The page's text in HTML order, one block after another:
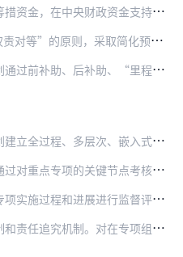
动、政企联动，引导地方、企业、金融资本及其他社会资金共同投入，支持相关部门和机构加强对承担相关项目…
实行“包干制”、“负面清单”等多种方式，扩大科研经费管理自主权，减轻科研人员事务性负担，激发…
目分类支持。中央财政资金的安排使用，要严格执行国家预算管理及财政国库管理的有关规定，全面实施预算…
评估工作应以重点专项实施方案、项目申报指南、立项批复、任务书、协议等为依据，按照责权一致的原则组织…
专项组织实施情况和实施主体履职尽责情况进行监督评估，采用信息化手段，减轻科研人员负担。监督评估结论…
管理工作进行监督。专业机构对项目执行情况和项目承担单位开展日常监督。主责单位会同专业机构建立公众参…
贡献的单位、团队和个人，按照国家有关规定予以表彰奖励。对执行不力的，实行动态调整，并倒查各主体责任…